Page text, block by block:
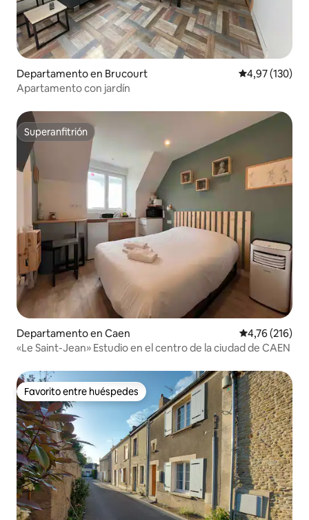
Departamento en Brucourt Calificación
4,97 (130)
Apartamento con jardín
Superanfitrión
Superanfitrión
Departamento en Caen Calificación
4,76 (216)
«Le Saint-Jean» Estudio en el centro de la ciudad de CAEN
Favorito entre huéspedes
Favorito entre huéspedes